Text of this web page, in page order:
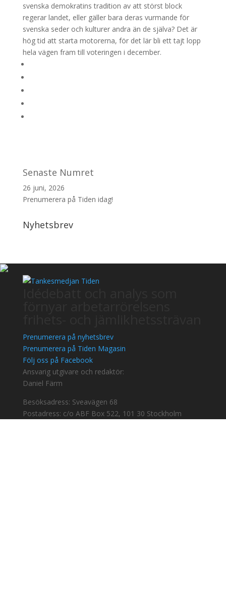
svenska demokratins tradition av att störst block
regerar landet, eller gäller bara deras vurmande för
svenska seder och kulturer andra än de själva? Det är
hög tid att starta motorerna, för det lär bli ett tajt lopp
hela vägen fram till voteringen i december.
Senaste Numret
26 juni, 2026
Prenumerera på Tiden idag!
Nyhetsbrev
Prenumerera på nyhetsbrev
Prenumerera på Tiden Magasin
Följ oss på Facebook
Ansvarig utgivare och redaktör:
Daniel Färm
Besöksadress: Sveavägen 68
Postadress: c/o ABF Box 522, 101 30 Stockholm